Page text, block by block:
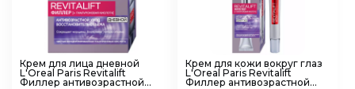
Крем для лица дневной
L'Oreal Paris Revitalift
Филлер антивозрастной
Крем для кожи вокруг глаз
L'Oreal Paris Revitalift
Филлер антивозрастной